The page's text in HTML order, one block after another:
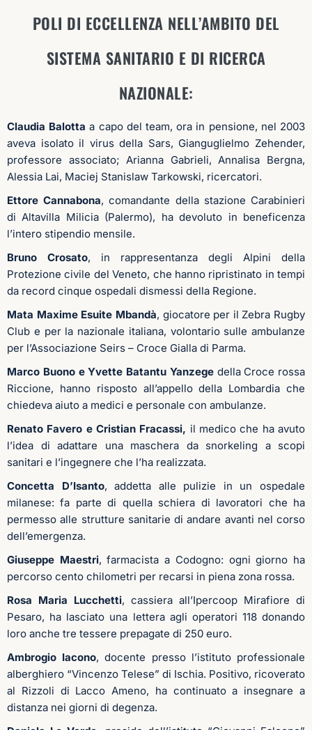
POLI DI ECCELLENZA NELL’AMBITO DEL
SISTEMA SANITARIO E DI RICERCA
NAZIONALE:
Claudia Balotta a capo del team, ora in pensione, nel 2003
aveva isolato il virus della Sars, Gianguglielmo Zehender,
professore associato; Arianna Gabrieli, Annalisa Bergna,
Alessia Lai, Maciej Stanislaw Tarkowski, ricercatori.
Ettore Cannabona, comandante della stazione Carabinieri
di Altavilla Milicia (Palermo), ha devoluto in beneficenza
l’intero stipendio mensile.
Bruno Crosato, in rappresentanza degli Alpini della
Protezione civile del Veneto, che hanno ripristinato in tempi
da record cinque ospedali dismessi della Regione.
Mata Maxime Esuite Mbandà, giocatore per il Zebra Rugby
Club e per la nazionale italiana, volontario sulle ambulanze
per l’Associazione Seirs – Croce Gialla di Parma.
Marco Buono e Yvette Batantu Yanzegedella Croce rossa
Riccione, hanno risposto all’appello della Lombardia che
chiedeva aiuto a medici e personale con ambulanze.
Renato Favero e Cristian Fracassi, il medico che ha avuto
l’idea di adattare una maschera da snorkeling a scopi
sanitari e l’ingegnere che l’ha realizzata.
Concetta D’Isanto, addetta alle pulizie in un ospedale
milanese: fa parte di quella schiera di lavoratori che ha
permesso alle strutture sanitarie di andare avanti nel corso
dell’emergenza.
Giuseppe Maestri, farmacista a Codogno: ogni giorno ha
percorso cento chilometri per recarsi in piena zona rossa.
Rosa Maria Lucchetti, cassiera all’Ipercoop Mirafiore di
Pesaro, ha lasciato una lettera agli operatori 118 donando
loro anche tre tessere prepagate di 250 euro.
Ambrogio Iacono, docente presso l’istituto professionale
alberghiero “Vincenzo Telese” di Ischia. Positivo, ricoverato
al Rizzoli di Lacco Ameno, ha continuato a insegnare a
distanza nei giorni di degenza.